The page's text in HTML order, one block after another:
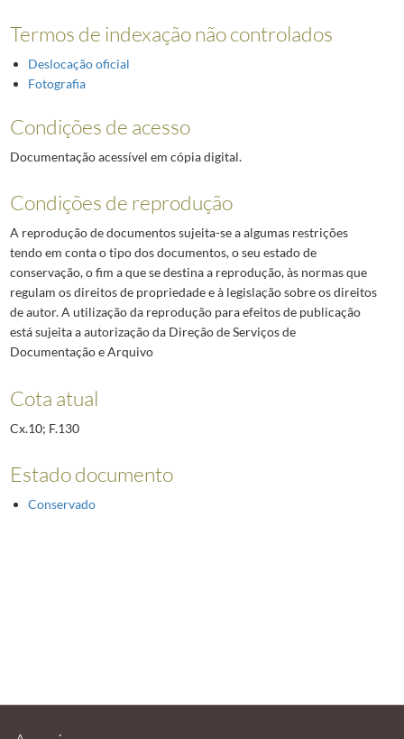
Termos de indexação não controlados
Deslocação oficial
Fotografia
Condições de acesso
Documentação acessível em cópia digital.
Condições de reprodução
A reprodução de documentos sujeita-se a algumas restrições
tendo em conta o tipo dos documentos, o seu estado de
conservação, o fim a que se destina a reprodução, às normas que
regulam os direitos de propriedade e à legislação sobre os direitos
de autor. A utilização da reprodução para efeitos de publicação
está sujeita a autorização da Direção de Serviços de
Documentação e Arquivo
Cota atual
Cx.10; F.130
Estado documento
Conservado